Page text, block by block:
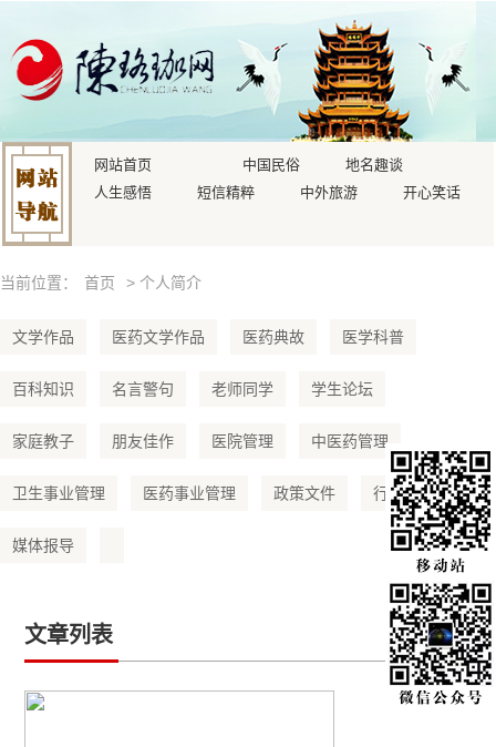
网站首页 中国民俗
地名趣谈
人生感悟
短信精粹 中外旅游 开心笑话
当前位置： 首页 > 个人简介
文学作品 医药文学作品 医药典故 医学科普
百科知识 名言警句 老师同学 学生论坛
家庭教子 朋友佳作 医院管理 中医药管理
卫生事业管理 医药事业管理 政策文件 行业数据
媒体报导
文章列表